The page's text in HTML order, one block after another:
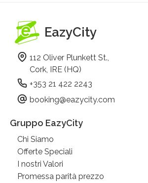
EazyCity
112 Oliver Plunkett St.,
Cork, IRE (HQ)
+353 21 422 2243
booking@eazycity.com
Gruppo EazyCity
Chi Siamo
Offerte Speciali
I nostri Valori
Promessa parità prezzo